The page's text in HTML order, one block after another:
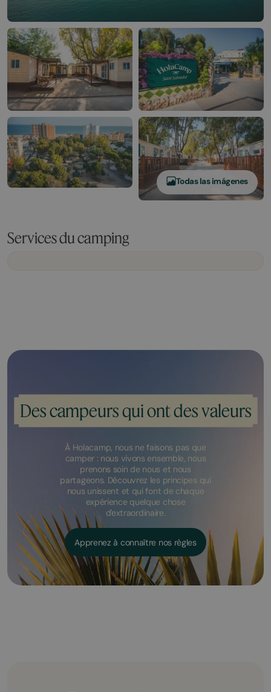
Todas las imágenes
Services du camping
Des campeurs qui ont des valeurs
À Holacamp, nous ne faisons pas que
camper : nous vivons ensemble, nous
prenons soin de nous et nous
partageons. Découvrez les principes qui
nous unissent et qui font de chaque
expérience quelque chose
d'extraordinaire.
Apprenez à connaître nos règles